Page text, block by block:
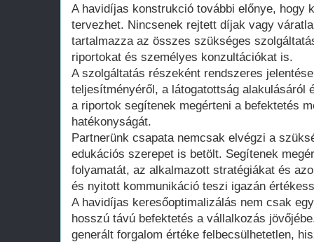
A havidíjas konstrukció további előnye, hogy
tervezhet. Nincsenek rejtett díjak vagy
tartalmazza az összes szükséges
riportokat és személyes konzultációkat is.
A szolgáltatás részeként rendszeres
teljesítményéről, a látogatottság alakulásáról
a riportok segítenek megérteni a befektetés
hatékonyságát.
Partnerünk csapata nemcsak elvégzi a
edukációs szerepet is betölt. Segítenek
folyamatát, az alkalmazott stratégiákat és
és nyitott kommunikáció teszi igazán
A havidíjas keresőoptimalizálás nem csak
hosszú távú befektetés a vállalkozás
generált forgalom értéke felbecsülhetetlen,